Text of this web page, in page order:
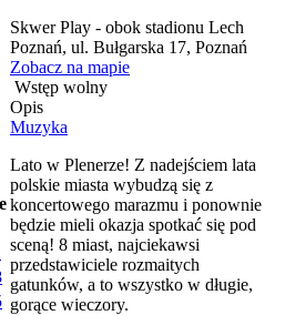
Skwer Play - obok stadionu Lech
Poznań, ul. Bułgarska 17, Poznań
Zobacz na mapie
Wstęp wolny
Opis
Muzyka
Lato w Plenerze! Z nadejściem lata
polskie miasta wybudzą się z
koncertowego marazmu i ponownie
będzie mieli okazja spotkać się pod
sceną! 8 miast, najciekawsi
przedstawiciele rozmaitych
gatunków, a to wszystko w długie,
gorące wieczory.